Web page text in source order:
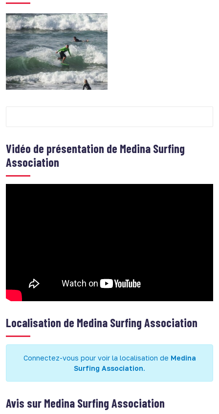
Vidéo de présentation de Medina Surfing
Association
Localisation de Medina Surfing Association
Connectez-vous pour voir la localisation de Medina
Surfing Association.
Avis sur Medina Surfing Association